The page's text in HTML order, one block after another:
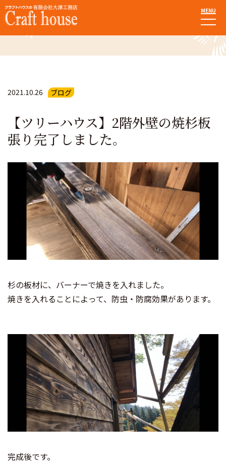
MENU
お知らせ・ブログ
2021.10.26 ブログ
【ツリーハウス】2階外壁の焼杉板
張り完了しました。
杉の板材に、バーナーで焼きを入れました。
焼きを入れることによって、防虫・防腐効果があります。
完成後です。